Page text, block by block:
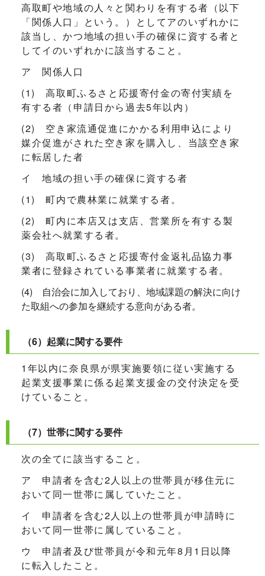
高取町や地域の人々と関わりを有する者（以下
「関係人口」という。）としてアのいずれかに
該当し、かつ地域の担い手の確保に資する者と
してイのいずれかに該当すること。
ア 関係人口
(1) 高取町ふるさと応援寄付金の寄付実績を
有する者（申請日から過去5年以内）
(2) 空き家流通促進にかかる利用申込により
媒介促進がされた空き家を購入し、当該空き家
に転居した者
イ 地域の担い手の確保に資する者
(1) 町内で農林業に就業する者。
(2) 町内に本店又は支店、営業所を有する製
薬会社へ就業する者。
(3) 高取町ふるさと応援寄付金返礼品協力事
業者に登録されている事業者に就業する者。
(4) 自治会に加入しており、地域課題の解決に向け
た取組への参加を継続する意向がある者。
（6）起業に関する要件
1年以内に奈良県が県実施要領に従い実施する
起業支援事業に係る起業支援金の交付決定を受
けていること。
（7）世帯に関する要件
次の全てに該当すること。
ア 申請者を含む2人以上の世帯員が移住元に
おいて同一世帯に属していたこと。
イ 申請者を含む2人以上の世帯員が申請時に
おいて同一世帯に属していること。
ウ 申請者及び世帯員が令和元年8月1日以降
に転入したこと。